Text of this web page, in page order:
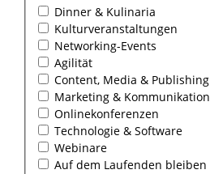
Dinner & Kulinaria
Kulturveranstaltungen
Networking-Events
Agilität
Content, Media & Publishing
Marketing & Kommunikation
Onlinekonferenzen
Technologie & Software
Webinare
Auf dem Laufenden bleiben